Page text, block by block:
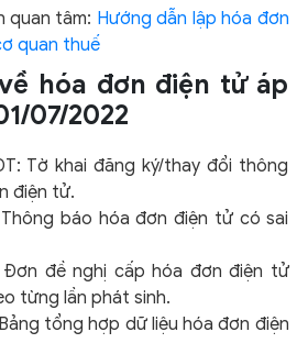
quan tâm: Hướng dẫn lập hóa đơn
quan thuế
hóa đơn điện tử áp
07/2022
Tờ khai đăng ký/thay đổi thông
điện tử.
báo hóa đơn điện tử có sai
Đơn đề nghị cấp hóa đơn điện tử
từng lần phát sinh.
tổng hợp dữ liệu hóa đơn điện